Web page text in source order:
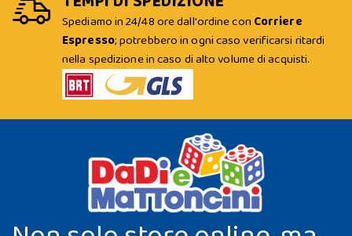
Spediamo in 24/48 ore dall'ordine con Corriere
Espresso; potrebbero in ogni caso verificarsi ritardi
nella spedizione in caso di alto volume di acquisti.